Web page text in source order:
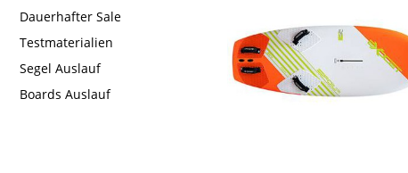
Dauerhafter Sale
Testmaterialien
Segel Auslauf
Boards Auslauf